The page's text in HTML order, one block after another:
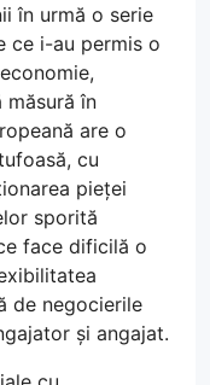
în urmă o serie
ce i-au permis o
în
are o
cu
pieței
sporită
face dificilă o
de negocierile
și angajat.